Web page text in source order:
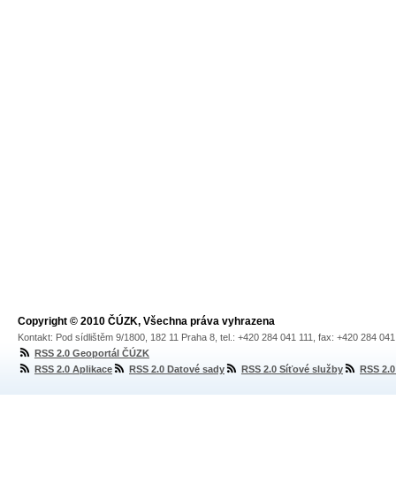
Copyright © 2010 ČÚZK, Všechna práva vyhrazena
Kontakt: Pod sídlištěm 9/1800, 182 11 Praha 8, tel.: +420 284 041 111, fax: +420 284
RSS 2.0 Geoportál ČÚZK
RSS 2.0 Aplikace
RSS 2.0 Datové sady RSS 2.0 Síťové služby RSS